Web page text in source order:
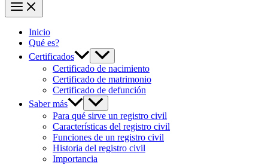
Inicio
Qué es?
Certificados
Certificado de nacimiento
Certificado de matrimonio
Certificado de defunción
Saber más
Para qué sirve un registro civil
Características del registro civil
Funciones de un registro civil
Historia del registro civil
Importancia